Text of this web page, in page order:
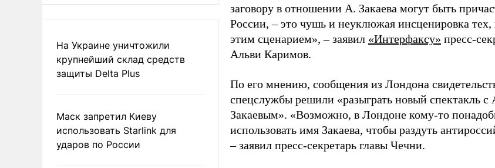
На Украине уничтожили
крупнейший склад средств
защиты Delta Plus
Маск запретил Киеву
использовать Starlink для
ударов по России
заговору в отношении А. Закаева могут быть
России, – это чушь и неуклюжая инсценировка тех,
этим сценарием», – заявил «Интерфаксу» пресс-
Альви Каримов.
По его мнению, сообщения из Лондона
спецслужбы решили «разыграть новый спектакль
Закаевым». «Возможно, в Лондоне кому-то
использовать имя Закаева, чтобы раздуть
– заявил пресс-секретарь главы Чечни.